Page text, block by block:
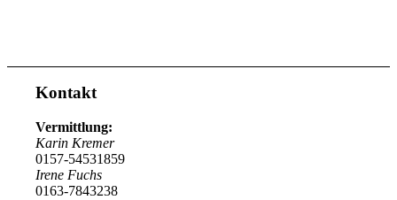
Kontakt
Vermittlung:
Karin Kremer
0157-54531859
Irene Fuchs
0163-7843238